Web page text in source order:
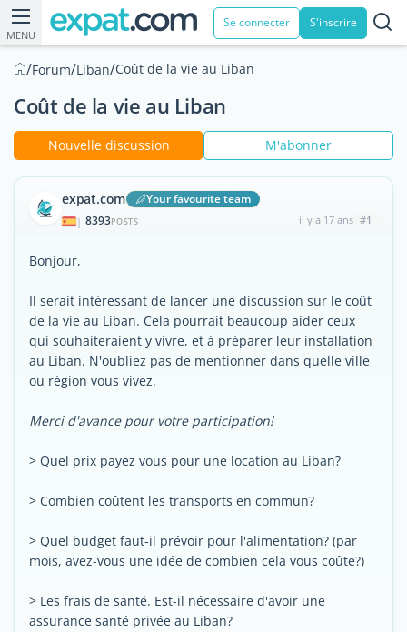
MENU
Se connecter S'inscrire
/Forum/Liban/Coût de la vie au Liban
Coût de la vie au Liban
Nouvelle discussion M'abonner
expat.com Your favourite team
| 8393POSTS il y a 17 ans #1
Bonjour,
Il serait intéressant de lancer une discussion sur le coût
de la vie au Liban. Cela pourrait beaucoup aider ceux
qui souhaiteraient y vivre, et à préparer leur installation
au Liban. N'oubliez pas de mentionner dans quelle ville
ou région vous vivez.
Merci d'avance pour votre participation!
> Quel prix payez vous pour une location au Liban?
> Combien coûtent les transports en commun?
> Quel budget faut-il prévoir pour l'alimentation? (par
mois, avez-vous une idée de combien cela vous coûte?)
> Les frais de santé. Est-il nécessaire d'avoir une
assurance santé privée au Liban?